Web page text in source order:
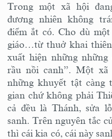
Trong một xã hội
đương nhiên không
điểm ắt có. Cho dù
giáo…từ thuở khai
xuất hiện những
rầu nồi canh”. Một
những khuyết tật càng
gian chứ không phải
cả đều là Thánh, sửa
sanh. Trên nguyên tắc
thì cái kia có, cái này